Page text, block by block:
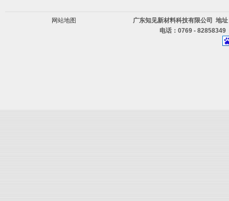
网站地图
广东知见新材料科技有限公司 地
电话：0769 -